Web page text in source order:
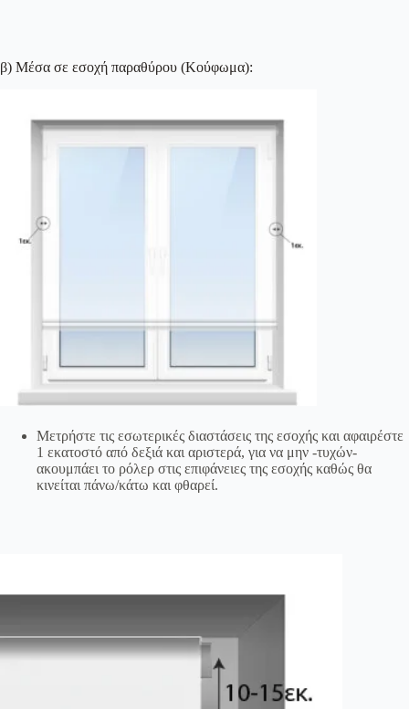
β) Μέσα σε εσοχή παραθύρου (Κούφωμα):
Μετρήστε τις εσωτερικές διαστάσεις της εσοχής και αφαιρέστε
1 εκατοστό από δεξιά και αριστερά, για να μην -τυχών-
ακουμπάει το ρόλερ στις επιφάνειες της εσοχής καθώς θα
κινείται πάνω/κάτω και φθαρεί.